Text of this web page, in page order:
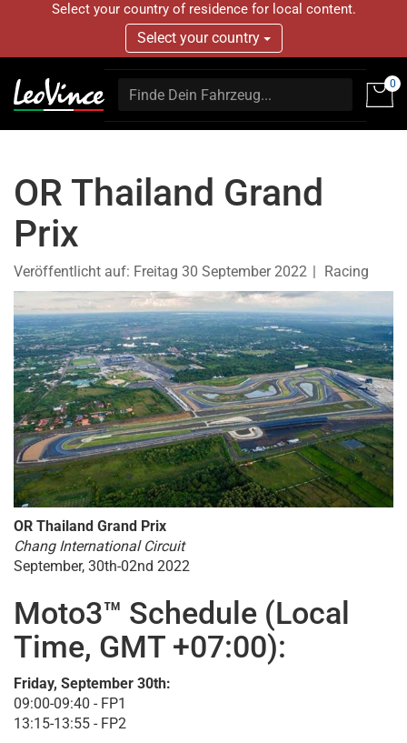
Select your country of residence for local content.
Select your country
0
OR Thailand Grand
Prix
Veröffentlicht auf: Freitag 30 September 2022 Racing
OR Thailand Grand Prix
Chang International Circuit
September, 30th-02nd 2022
Moto3™ Schedule (Local
Time, GMT +07:00):
Friday, September 30th:
09:00-09:40 - FP1
13:15-13:55 - FP2